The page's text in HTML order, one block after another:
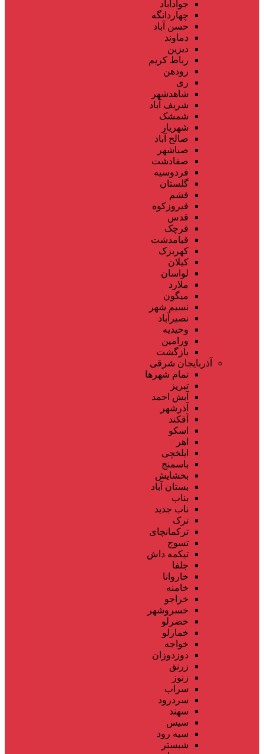
جوادآباد
چهاردانگه
حسن آباد
دماوند
دیزین
رباط کریم
رودهن
ری
شاهدشهر
شریف آباد
شمشک
شهریار
صالح آباد
صباشهر
صفادشت
فردوسیه
گلستان
فشم
فیروزکوه
قدس
قرچک
قیامدشت
کهریزک
کیلان
لواسان
ملارد
میگون
نسیم شهر
نصیرآباد
وحیدیه
ورامین
بازگشت
آذربایجان شرقی
تمام شهر‌ها
تبریز
آبش احمد
آذرشهر
آقکند
اسکو
اهر
ایلخچی
باسمنج
بخشایش
بستان آباد
بناب
ناب جدید
ترک
ترکمانچای
تسوج
تیکمه داش
جلفا
خاروانا
خامنه
خراجو
خسروشهر
خضرلو
خمارلو
خواجه
دوزدوزان
زرنق
زنوز
سراب
سردرود
سهند
سیس
سیه رود
شبستر